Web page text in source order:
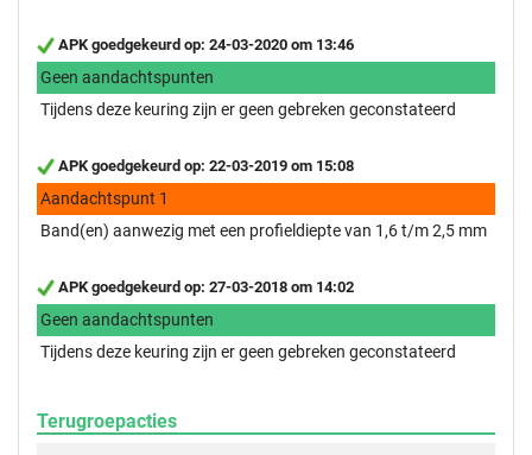
APK goedgekeurd op: 24-03-2020 om 13:46
Geen aandachtspunten
Tijdens deze keuring zijn er geen gebreken geconstateerd
APK goedgekeurd op: 22-03-2019 om 15:08
Aandachtspunt 1
Band(en) aanwezig met een profieldiepte van 1,6 t/m 2,5 mm
APK goedgekeurd op: 27-03-2018 om 14:02
Geen aandachtspunten
Tijdens deze keuring zijn er geen gebreken geconstateerd
Terugroepacties